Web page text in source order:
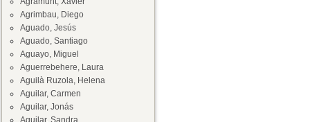
Agrimbau, Diego
Aguado, Jesús
Aguado, Santiago
Aguayo, Miguel
Aguerrebehere, Laura
Aguilà Ruzola, Helena
Aguilar, Carmen
Aguilar, Jonás
Aguilar, Sandra